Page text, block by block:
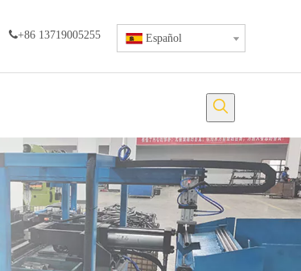
+86 13719005255 Español